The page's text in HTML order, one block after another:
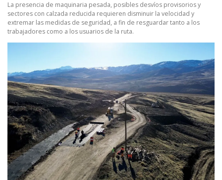
La presencia de maquinaria pesada, posibles desvíos provisorios y
sectores con calzada reducida requieren disminuir la velocidad y
extremar las medidas de seguridad, a fin de resguardar tanto a los
trabajadores como a los usuarios de la ruta.